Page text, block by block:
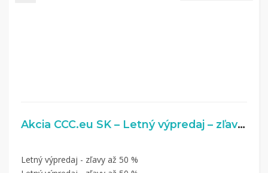
Akcia CCC.eu SK – Letný výpredaj – zľavy až 50 %
Letný výpredaj - zľavy až 50 %